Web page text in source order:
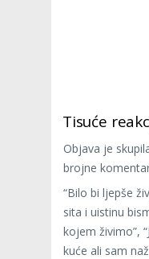
Tisuće
Objava je
brojne
“Bilo bi ljepše
sita i uistinu
kojem živimo”,
kuće ali sam